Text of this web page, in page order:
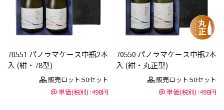
70551 パノラマケース中瓶2本
入 (紺・78型)
販売ロット:50セット
単価(税別) :498円
70550 パノラマケース中瓶2本
入 (紺・丸正型)
販売ロット:50セット
単価(税別) :498円